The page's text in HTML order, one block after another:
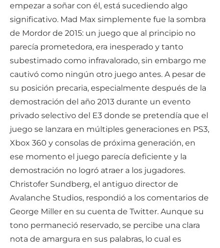
empezar a soñar con él, está sucediendo algo
significativo. Mad Max simplemente fue la sombra
de Mordor de 2015: un juego que al principio no
parecía prometedora, era inesperado y tanto
subestimado como infravalorado, sin embargo me
cautivó como ningún otro juego antes. A pesar de
su posición precaria, especialmente después de la
demostración del año 2013 durante un evento
privado selectivo del E3 donde se pretendía que el
juego se lanzara en múltiples generaciones en PS3,
Xbox 360 y consolas de próxima generación, en
ese momento el juego parecía deficiente y la
demostración no logró atraer a los jugadores.
Christofer Sundberg, el antiguo director de
Avalanche Studios, respondió a los comentarios de
George Miller en su cuenta de Twitter. Aunque su
tono permaneció reservado, se percibe una clara
nota de amargura en sus palabras, lo cual es